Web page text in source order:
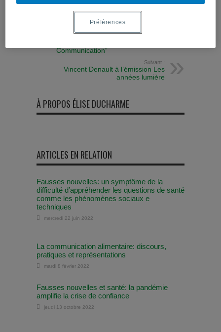
The 4th Biennial D.C. Health
Communication Conference (DCHC)
Communication”
Suivant :
Vincent Denault à l’émission Les
années lumière
À PROPOS ÉLISE DUCHARME
ARTICLES EN RELATION
Fausses nouvelles: un symptôme de la
difficulté d’appréhender les questions de santé
comme les phénomènes sociaux e
techniques
mercredi 22 juin 2022
La communication alimentaire: discours,
pratiques et représentations
mardi 8 février 2022
Fausses nouvelles et santé: la pandémie
amplifie la crise de confiance
jeudi 13 octobre 2022
Préférences